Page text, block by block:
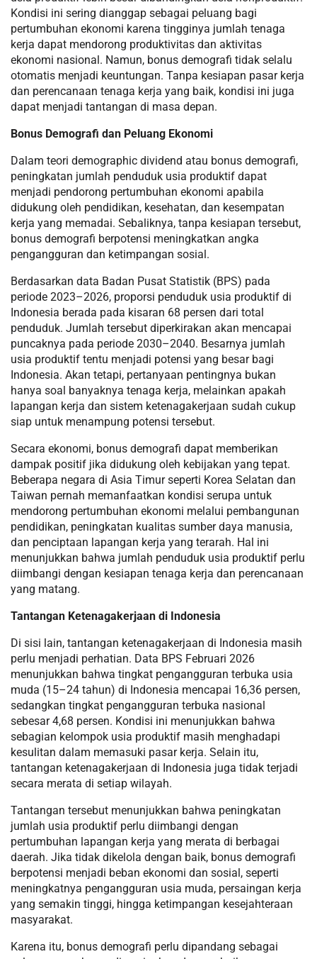
Kondisi ini sering dianggap sebagai peluang bagi
pertumbuhan ekonomi karena tingginya jumlah tenaga
kerja dapat mendorong produktivitas dan aktivitas
ekonomi nasional. Namun, bonus demografi tidak selalu
otomatis menjadi keuntungan. Tanpa kesiapan pasar kerja
dan perencanaan tenaga kerja yang baik, kondisi ini juga
dapat menjadi tantangan di masa depan.
Bonus Demografi dan Peluang Ekonomi
Dalam teori demographic dividend atau bonus demografi,
peningkatan jumlah penduduk usia produktif dapat
menjadi pendorong pertumbuhan ekonomi apabila
didukung oleh pendidikan, kesehatan, dan kesempatan
kerja yang memadai. Sebaliknya, tanpa kesiapan tersebut,
bonus demografi berpotensi meningkatkan angka
pengangguran dan ketimpangan sosial.
Berdasarkan data Badan Pusat Statistik (BPS) pada
periode 2023–2026, proporsi penduduk usia produktif di
Indonesia berada pada kisaran 68 persen dari total
penduduk. Jumlah tersebut diperkirakan akan mencapai
puncaknya pada periode 2030–2040. Besarnya jumlah
usia produktif tentu menjadi potensi yang besar bagi
Indonesia. Akan tetapi, pertanyaan pentingnya bukan
hanya soal banyaknya tenaga kerja, melainkan apakah
lapangan kerja dan sistem ketenagakerjaan sudah cukup
siap untuk menampung potensi tersebut.
Secara ekonomi, bonus demografi dapat memberikan
dampak positif jika didukung oleh kebijakan yang tepat.
Beberapa negara di Asia Timur seperti Korea Selatan dan
Taiwan pernah memanfaatkan kondisi serupa untuk
mendorong pertumbuhan ekonomi melalui pembangunan
pendidikan, peningkatan kualitas sumber daya manusia,
dan penciptaan lapangan kerja yang terarah. Hal ini
menunjukkan bahwa jumlah penduduk usia produktif perlu
diimbangi dengan kesiapan tenaga kerja dan perencanaan
yang matang.
Tantangan Ketenagakerjaan di Indonesia
Di sisi lain, tantangan ketenagakerjaan di Indonesia masih
perlu menjadi perhatian. Data BPS Februari 2026
menunjukkan bahwa tingkat pengangguran terbuka usia
muda (15–24 tahun) di Indonesia mencapai 16,36 persen,
sedangkan tingkat pengangguran terbuka nasional
sebesar 4,68 persen. Kondisi ini menunjukkan bahwa
sebagian kelompok usia produktif masih menghadapi
kesulitan dalam memasuki pasar kerja. Selain itu,
tantangan ketenagakerjaan di Indonesia juga tidak terjadi
secara merata di setiap wilayah.
Tantangan tersebut menunjukkan bahwa peningkatan
jumlah usia produktif perlu diimbangi dengan
pertumbuhan lapangan kerja yang merata di berbagai
daerah. Jika tidak dikelola dengan baik, bonus demografi
berpotensi menjadi beban ekonomi dan sosial, seperti
meningkatnya pengangguran usia muda, persaingan kerja
yang semakin tinggi, hingga ketimpangan kesejahteraan
masyarakat.
Karena itu, bonus demografi perlu dipandang sebagai